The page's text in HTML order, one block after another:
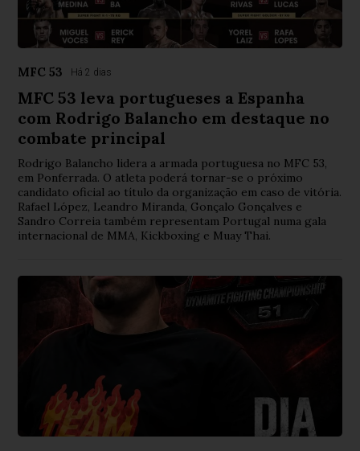
MFC 53 Há 2 dias
MFC 53 leva portugueses a Espanha
com Rodrigo Balancho em destaque no
combate principal
Rodrigo Balancho lidera a armada portuguesa no MFC 53,
em Ponferrada. O atleta poderá tornar-se o próximo
candidato oficial ao título da organização em caso de vitória.
Rafael López, Leandro Miranda, Gonçalo Gonçalves e
Sandro Correia também representam Portugal numa gala
internacional de MMA, Kickboxing e Muay Thai.